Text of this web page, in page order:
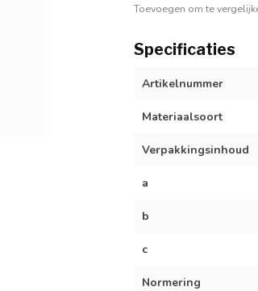
Toevoegen om te
Specificaties
Artikelnummer
Materiaalsoort
Verpakkingsinhoud
a
b
c
Normering